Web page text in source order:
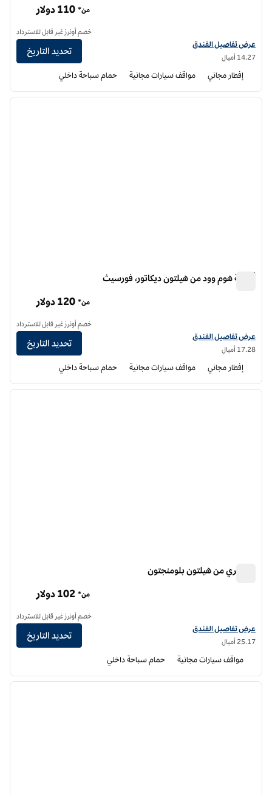
عرض تفاصيل الفندق لفندق هامبتون إن لينكولن
عرض تفاصيل الفندق
14.27 أميال
من* 110 دولار
خصم أونرز غير قابل للاسترداد
تحديد التاريخ
إفطار مجاني مواقف سيارات مجانية حمام سباحة داخلي
1 من 12
الصورة
أجنحة هوم وود من هيلتون ديكاتور، فورسيث
عرض تفاصيل الفندق أجنحة هوم وود من هيلتون ديكاتور فورسيث
عرض تفاصيل الفندق
17.28 أميال
من* 120 دولار
خصم أونرز غير قابل للاسترداد
تحديد التاريخ
إفطار مجاني مواقف سيارات مجانية حمام سباحة داخلي
1 من 12
الصورة
دبل تري من هيلتون بلومنجتون
عرض تفاصيل الفندق لفندق دبل تري من هيلتون بلومنغتون
عرض تفاصيل الفندق
25.17 أميال
من* 102 دولار
خصم أونرز غير قابل للاسترداد
تحديد التاريخ
مواقف سيارات مجانية حمام سباحة داخلي
1 من 12
الصورة